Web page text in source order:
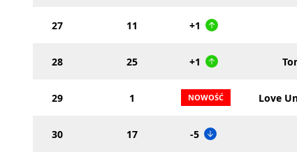
27 11 +1
28 25 +1
29 1 Love
30 17 -5